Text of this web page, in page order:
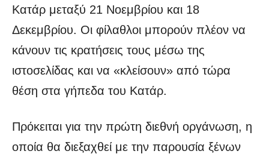
Κατάρ μεταξύ 21 Νοεμβρίου και 18
Δεκεμβρίου. Οι φίλαθλοι μπορούν πλέον να
κάνουν τις κρατήσεις τους μέσω της
ιστοσελίδας και να «κλείσουν» από τώρα
θέση στα γήπεδα του Κατάρ.
Πρόκειται για την πρώτη διεθνή οργάνωση, η
οποία θα διεξαχθεί με την παρουσία ξένων